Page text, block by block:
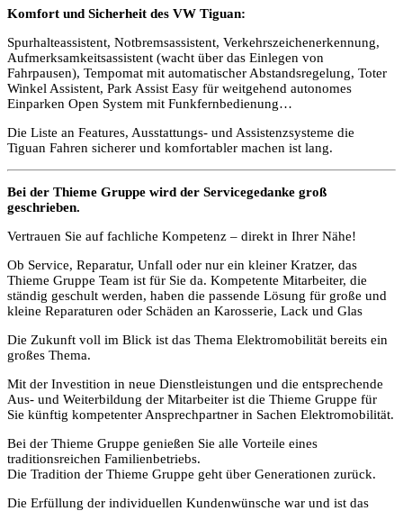
Komfort und Sicherheit des VW Tiguan:
Spurhalteassistent, Notbremsassistent, Verkehrszeichenerkennung,
Aufmerksamkeitsassistent (wacht über das Einlegen von
Fahrpausen), Tempomat mit automatischer Abstandsregelung, Toter
Winkel Assistent, Park Assist Easy für weitgehend autonomes
Einparken Open System mit Funkfernbedienung…
Die Liste an Features, Ausstattungs- und Assistenzsysteme die
Tiguan Fahren sicherer und komfortabler machen ist lang.
Bei der Thieme Gruppe wird der Servicegedanke groß
geschrieben.
Vertrauen Sie auf fachliche Kompetenz – direkt in Ihrer Nähe!
Ob Service, Reparatur, Unfall oder nur ein kleiner Kratzer, das
Thieme Gruppe Team ist für Sie da. Kompetente Mitarbeiter, die
ständig geschult werden, haben die passende Lösung für große und
kleine Reparaturen oder Schäden an Karosserie, Lack und Glas
Die Zukunft voll im Blick ist das Thema Elektromobilität bereits ein
großes Thema.
Mit der Investition in neue Dienstleistungen und die entsprechende
Aus- und Weiterbildung der Mitarbeiter ist die Thieme Gruppe für
Sie künftig kompetenter Ansprechpartner in Sachen Elektromobilität.
Bei der Thieme Gruppe genießen Sie alle Vorteile eines
traditionsreichen Familienbetriebs.
Die Tradition der Thieme Gruppe geht über Generationen zurück.
Die Erfüllung der individuellen Kundenwünsche war und ist das